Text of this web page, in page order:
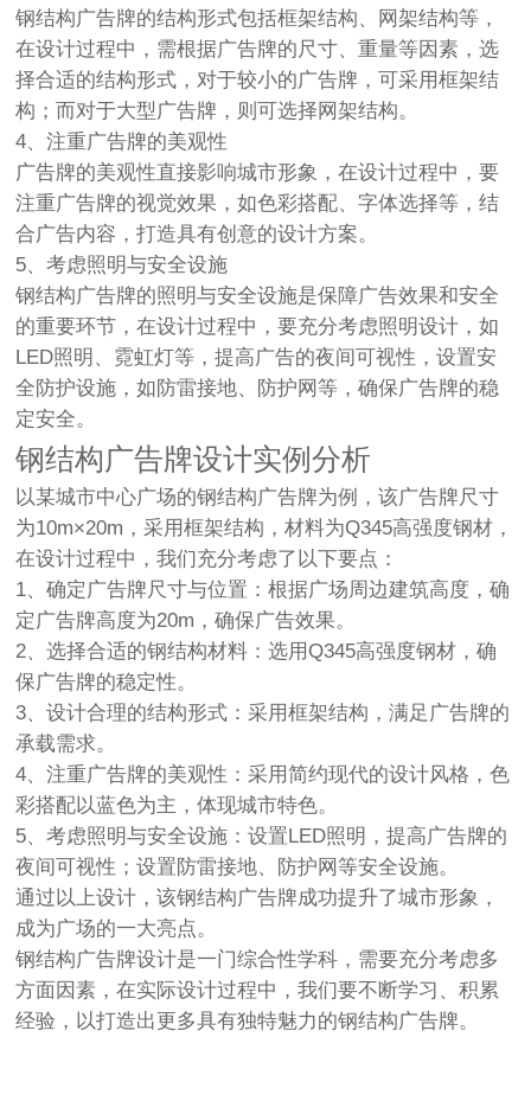
钢结构广告牌的结构形式包括框架结构、网架结构等，
在设计过程中，需根据广告牌的尺寸、重量等因素，选
择合适的结构形式，对于较小的广告牌，可采用框架结
构；而对于大型广告牌，则可选择网架结构。
4、注重广告牌的美观性
广告牌的美观性直接影响城市形象，在设计过程中，要
注重广告牌的视觉效果，如色彩搭配、字体选择等，结
合广告内容，打造具有创意的设计方案。
5、考虑照明与安全设施
钢结构广告牌的照明与安全设施是保障广告效果和安全
的重要环节，在设计过程中，要充分考虑照明设计，如
LED照明、霓虹灯等，提高广告的夜间可视性，设置安
全防护设施，如防雷接地、防护网等，确保广告牌的稳
定安全。
钢结构广告牌设计实例分析
以某城市中心广场的钢结构广告牌为例，该广告牌尺寸
为10m×20m，采用框架结构，材料为Q345高强度钢材，
在设计过程中，我们充分考虑了以下要点：
1、确定广告牌尺寸与位置：根据广场周边建筑高度，确
定广告牌高度为20m，确保广告效果。
2、选择合适的钢结构材料：选用Q345高强度钢材，确
保广告牌的稳定性。
3、设计合理的结构形式：采用框架结构，满足广告牌的
承载需求。
4、注重广告牌的美观性：采用简约现代的设计风格，色
彩搭配以蓝色为主，体现城市特色。
5、考虑照明与安全设施：设置LED照明，提高广告牌的
夜间可视性；设置防雷接地、防护网等安全设施。
通过以上设计，该钢结构广告牌成功提升了城市形象，
成为广场的一大亮点。
钢结构广告牌设计是一门综合性学科，需要充分考虑多
方面因素，在实际设计过程中，我们要不断学习、积累
经验，以打造出更多具有独特魅力的钢结构广告牌。